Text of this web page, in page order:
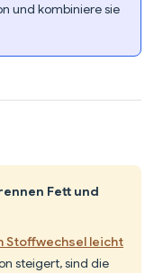
und kombiniere sie
Fett und
Stoffwechsel leicht
steigert, sind die